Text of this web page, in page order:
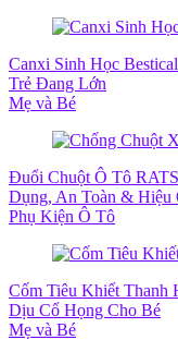
Canxi Sinh Học
Trẻ Đang Lớn
Mẹ và Bé
Đuổi Chuột Ô Tô
Dụng, An Toàn & Hiệu
Phụ Kiện Ô Tô
Cốm Tiêu Khiết Thanh
Dịu Cổ Họng Cho Bé
Mẹ và Bé